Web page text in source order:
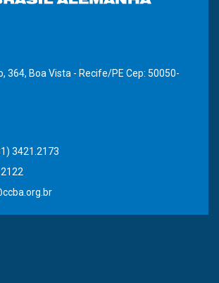
364, Boa Vista - Recife/PE Cep: 50050-
3421.2173